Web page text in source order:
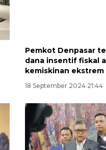
Pemkot Denpasar
dana insentif fiskal
kemiskinan ekstrem
18 September 2024 21:44